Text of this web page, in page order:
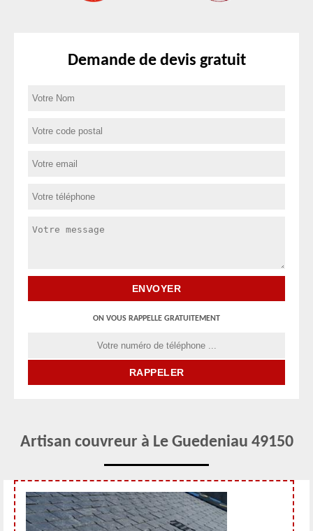
Demande de devis gratuit
ON VOUS RAPPELLE GRATUITEMENT
Artisan couvreur à Le Guedeniau 49150